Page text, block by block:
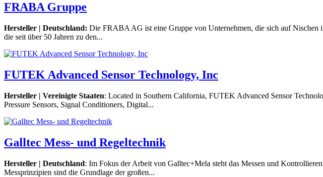
FRABA Gruppe
Hersteller | Deutschland: Die FRABA AG ist eine Gruppe von Unternehmen, die sich auf Nischen
die seit über 50 Jahren zu den...
FUTEK Advanced Sensor Technology, Inc
Hersteller | Vereinigte Staaten: Located in Southern California, FUTEK Advanced Sensor
Pressure Sensors, Signal Conditioners, Digital...
Galltec Mess- und Regeltechnik
Hersteller | Deutschland: Im Fokus der Arbeit von Galltec+Mela steht das Messen und
Messprinzipien sind die Grundlage der großen...